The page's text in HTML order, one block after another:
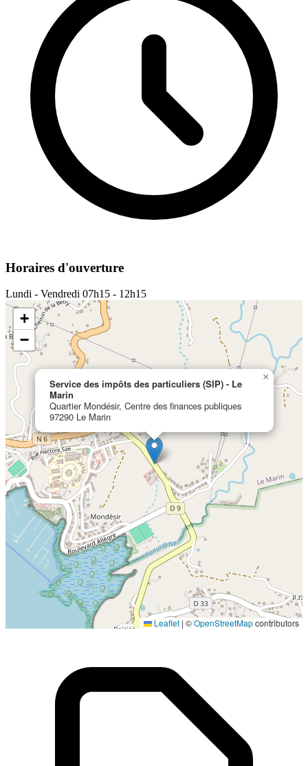
Horaires d'ouverture
Lundi - Vendredi 07h15 - 12h15
Localisation en cours...
Service des impôts des particuliers (SIP) - Le
Marin
Quartier Mondésir, Centre des finances publiques
97290 Le Marin
×
+
−
Leaflet | ©OpenStreetMapcontributors